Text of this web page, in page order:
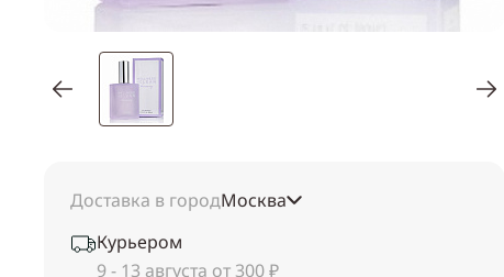
Доставка в городМосква
Курьером
9 - 13 августа от 300 ₽